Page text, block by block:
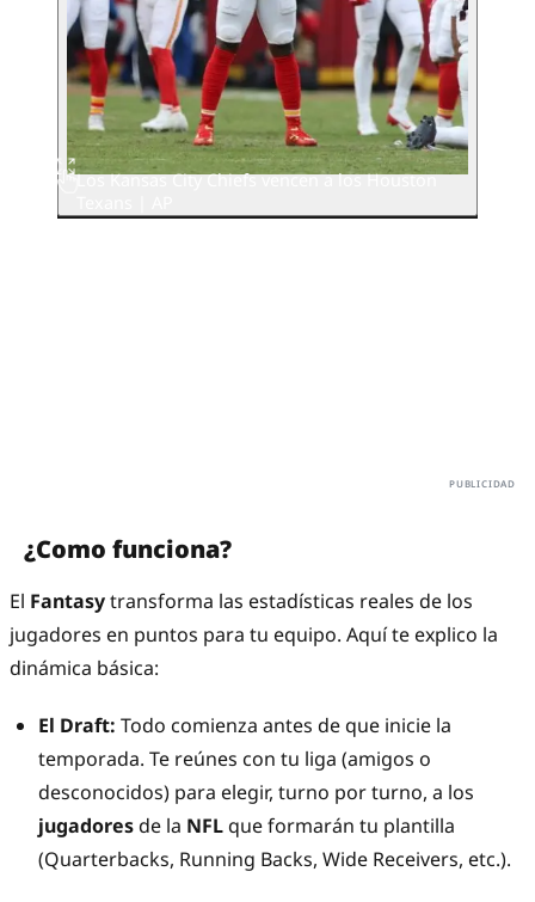
Los Kansas City Chiefs vencen a los Houston
¿Como funciona?
El Fantasytransforma las estadísticas reales de los
jugadores en puntos para tu equipo. Aquí te explico la
dinámica básica:
El Draft: Todo comienza antes de que inicie la
temporada. Te reúnes con tu liga (amigos o
desconocidos) para elegir, turno por turno, a los
jugadoresde la NFLque formarán tu plantilla
(Quarterbacks, Running Backs, Wide Receivers, etc.).